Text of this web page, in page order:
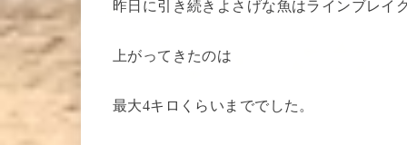
昨日に引き続きよさげな魚はラインブレイ
上がってきたのは
最大4キロくらいまででした。